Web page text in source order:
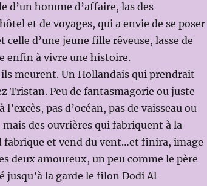
d’un homme d’affaire, las des
et de voyages, qui a envie de se poser
d’une jeune fille rêveuse, lasse de
enfin à vivre une histoire.
meurent. Un Hollandais qui prendrait
Tristan. Peu de fantasmagorie ou juste
pas d’océan, pas de vaisseau ou
des ouvrières qui fabriquent à la
et vend du vent…et finira, image
deux amoureux, un peu comme le père
jusqu’à la garde le filon Dodi Al